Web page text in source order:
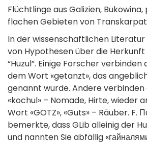
Flüchtlinge aus Galizien,
flachen Gebieten von
In der wissenschaftlichen Literatur
von Hypothesen über die
“Huzul”. Einige Forscher
dem Wort «getanzt», das
genannt wurde. Andere
«kochul» – Nomade, Hirte, wieder
Wort «GOTZ», «Guts» – Räuber. F.
bemerkte, dass GLib alleinig der
und nannten Sie abfällig